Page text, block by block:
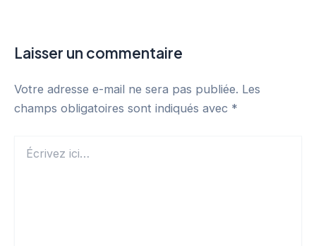
Laisser un commentaire
Votre adresse e-mail ne sera pas publiée. Les
champs obligatoires sont indiqués avec *
ici…